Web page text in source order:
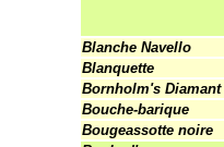
Blanche Navello
Blanquette
Bornholm's Diamant
Bouche-barique
Bougeassotte noire